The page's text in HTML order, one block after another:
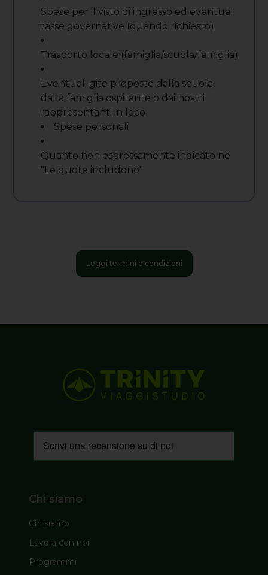
Spese per il visto di ingresso ed eventuali
tasse governative (quando richiesto)
Trasporto locale (famiglia/scuola/famiglia)
Eventuali gite proposte dalla scuola,
dalla famiglia ospitante o dai nostri
rappresentanti in loco
Spese personali
Quanto non espressamente indicato ne
"Le quote includono"
Leggi termini e condizioni
Chi siamo
Chi siamo
Lavora con noi
Programmi